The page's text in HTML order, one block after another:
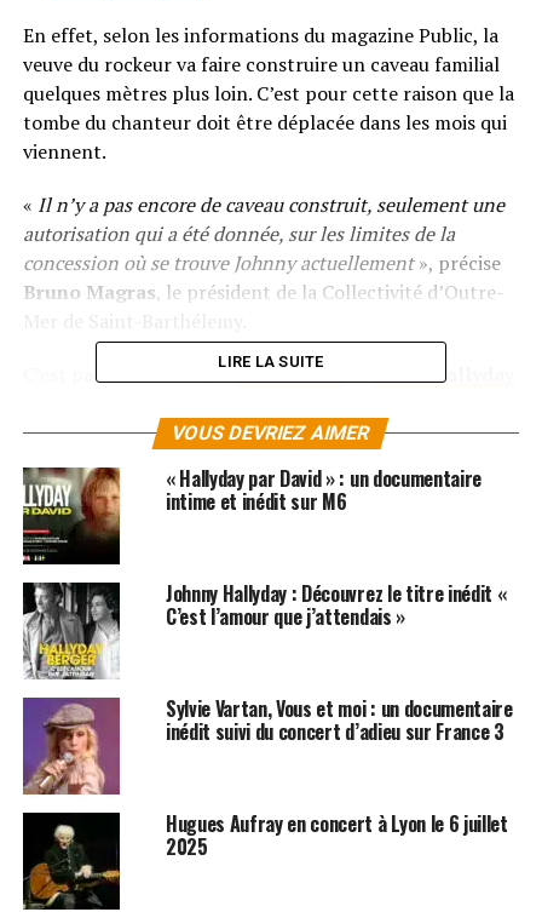
En effet, selon les informations du magazine Public, la
veuve du rockeur va faire construire un caveau familial
quelques mètres plus loin. C’est pour cette raison que la
tombe du chanteur doit être déplacée dans les mois qui
viennent.
« Il n’y a pas encore de caveau construit, seulement une
autorisation qui a été donnée, sur les limites de la
concession où se trouve Johnny actuellement», précise
Bruno Magras, le président de la Collectivité d’Outre-
C’est par les médias queLaura Smet
David Hallyday
exhumé comme l’ont indiqués leurs avocats : «Laura est
extrêmement choquée
«David n’était pas plus au courant», ajoutent les
avocats du chanteur.
LES ALBUMS DE JOHNNY HALLYDAY SONT
DISPONIBLES ICI
SUJETS ASSOCIÉS:
LIRE LA SUITE
VOUS DEVRIEZ AIMER
« Hallyday par David » : un documentaire
intime et inédit sur M6
Johnny Hallyday : Découvrez le titre inédit «
C’est l’amour que j’attendais »
Sylvie Vartan, Vous et moi : un documentaire
inédit suivi du concert d’adieu sur France 3
Hugues Aufray en concert à Lyon le 6 juillet
2025